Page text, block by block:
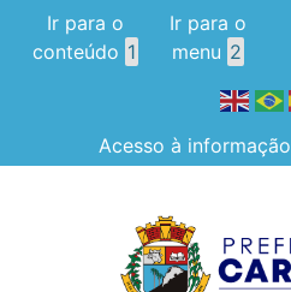
Ir para o
conteúdo 1
Ir para o
menu 2
Acesso à informação